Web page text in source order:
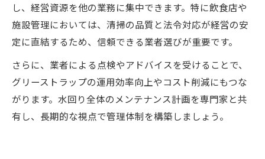
し、経営資源を他の業務に集中できます。特に飲食店や
施設管理においては、清掃の品質と法令対応が経営の安
定に直結するため、信頼できる業者選びが重要です。
さらに、業者による点検やアドバイスを受けることで、
グリーストラップの運用効率向上やコスト削減にもつな
がります。水回り全体のメンテナンス計画を専門家と共
有し、長期的な視点で管理体制を構築しましょう。